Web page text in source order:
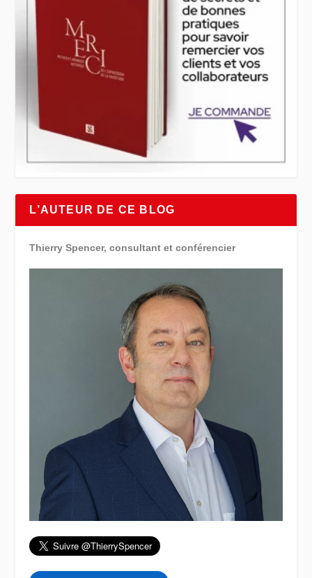
L’AUTEUR DE CE BLOG
Thierry Spencer, consultant et conférencier